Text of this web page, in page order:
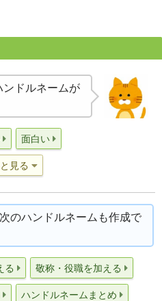
ンドルネームが
面白い
見る
のハンドルネームも作成で
る 敬称・役職を加える
ハンドルネームまとめ